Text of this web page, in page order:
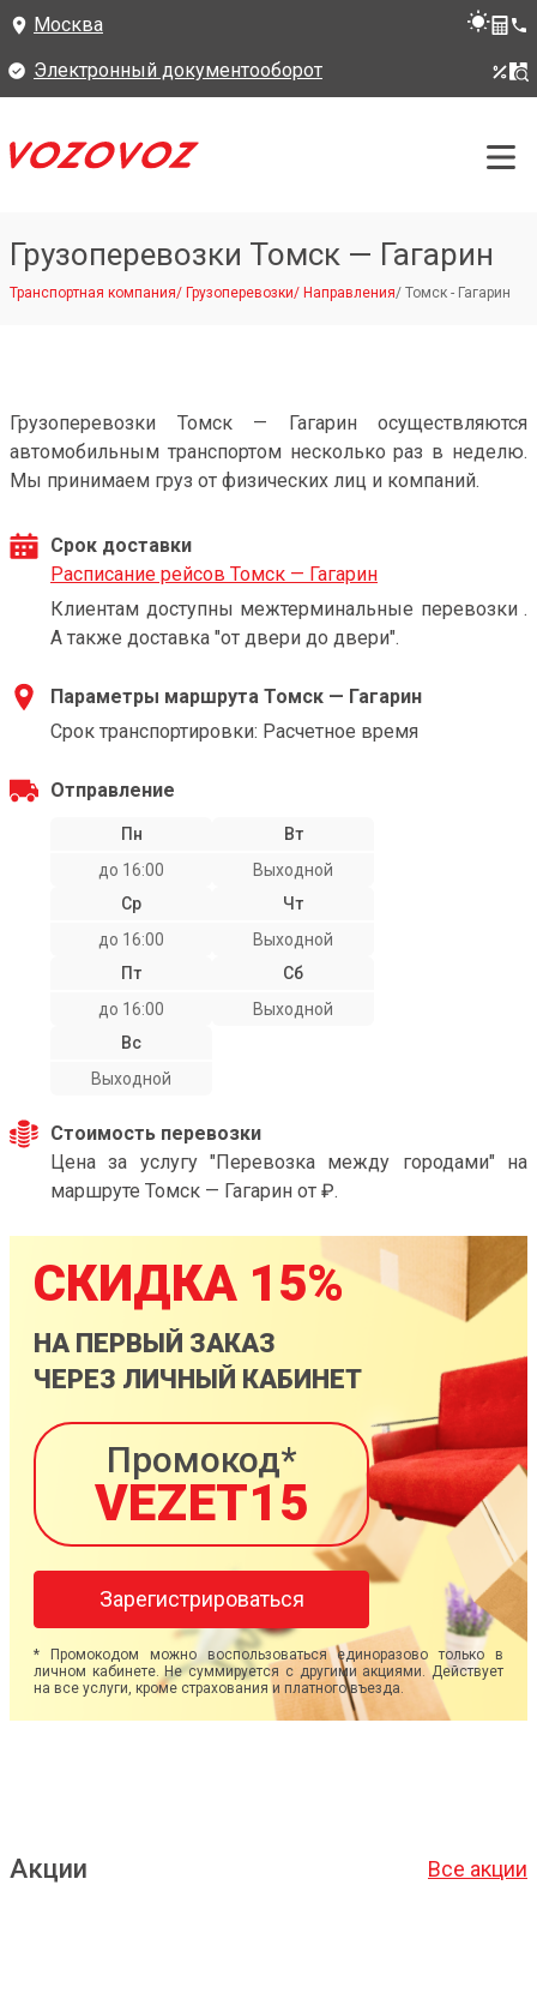
Москва
Электронный документооборот
Грузоперевозки Томск — Гагарин
Транспортная компания/ Грузоперевозки/ Направления/ Томск - Гагарин
Грузоперевозки Томск — Гагарин осуществляются
автомобильным транспортом несколько раз в неделю.
Мы принимаем груз от физических лиц и компаний.
Срок доставки
Расписание рейсов Томск — Гагарин
Клиентам доступны межтерминальные перевозки .
А также доставка "от двери до двери".
Параметры маршрута Томск — Гагарин
Срок транспортировки: Расчетное время
Отправление
Пн
до 16:00
Вт
Выходной
Ср
до 16:00
Чт
Выходной
Пт
до 16:00
Сб
Выходной
Вс
Выходной
Стоимость перевозки
Цена за услугу "Перевозка между городами" на
маршруте Томск — Гагарин от ₽.
СКИДКА 15%
НА ПЕРВЫЙ ЗАКАЗ
ЧЕРЕЗ ЛИЧНЫЙ КАБИНЕТ
Промокод*
VEZET15
Зарегистрироваться
* Промокодом можно воспользоваться единоразово только в
личном кабинете. Не суммируется с другими акциями. Действует
на все услуги, кроме страхования и платного въезда.
Акции Все акции